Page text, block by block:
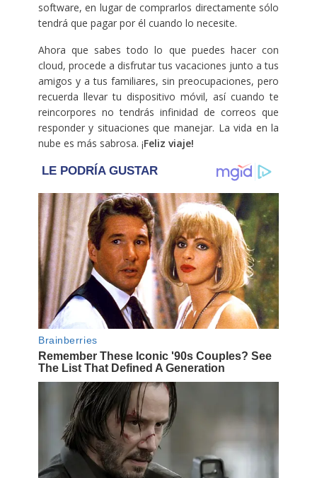
software, en lugar de comprarlos directamente sólo
tendrá que pagar por él cuando lo necesite.
Ahora que sabes todo lo que puedes hacer con
cloud, procede a disfrutar tus vacaciones junto a tus
amigos y a tus familiares, sin preocupaciones, pero
recuerda llevar tu dispositivo móvil, así cuando te
reincorpores no tendrás infinidad de correos que
responder y situaciones que manejar. La vida en la
nube es más sabrosa. ¡Feliz viaje!